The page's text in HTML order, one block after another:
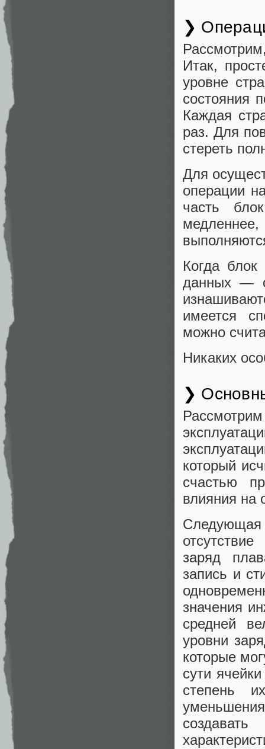
❯
Итак,
уровне
состояния
Каждая
раз. Для
стереть
Для
операции
часть
Когда
данных —
имеется
можно
Никаких
❯
который
счастью
влияния на
заряд
запись и
значения
средней
уровни
которые
сути
степень